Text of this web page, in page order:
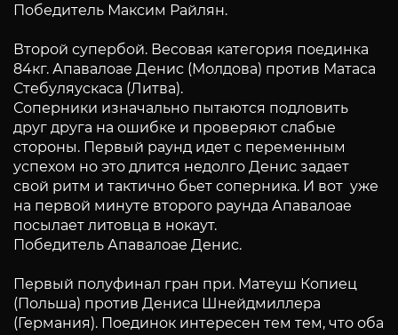
Победитель Максим Райлян.
Второй супербой. Весовая категория поединка
84кг. Апавалоае Денис (Молдова) против Матаса
Стебуляускаса (Литва).
Соперники изначально пытаются подловить
друг друга на ошибке и проверяют слабые
стороны. Первый раунд идет с переменным
успехом но это длится недолго Денис задает
свой ритм и тактично бьет соперника. И вот уже
на первой минуте второго раунда Апавалоае
посылает литовца в нокаут.
Победитель Апавалоае Денис.
Первый полуфинал гран при. Матеуш Копиец
(Польша) против Дениса Шнейдмиллера
(Германия). Поединок интересен тем тем, что оба